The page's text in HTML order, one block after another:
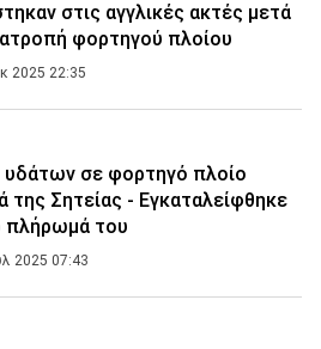
στις αγγλικές ακτές μετά
φορτηγού πλοίου
2025 22:35
υδάτων σε φορτηγό πλοίο
της Σητείας - Εγκαταλείφθηκε
πλήρωμά του
2025 07:43